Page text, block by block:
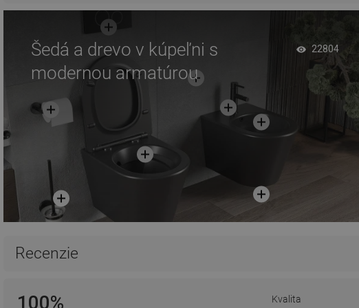
Šedá a drevo v kúpeľni s
modernou armatúrou
22804
Recenzie
100% Kvalita